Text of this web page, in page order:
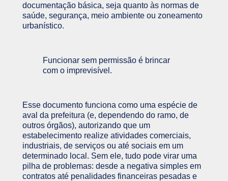
documentação básica, seja quanto às normas de
saúde, segurança, meio ambiente ou zoneamento
urbanístico.
Funcionar sem permissão é brincar
com o imprevisível.
Esse documento funciona como uma espécie de
aval da prefeitura (e, dependendo do ramo, de
outros órgãos), autorizando que um
estabelecimento realize atividades comerciais,
industriais, de serviços ou até sociais em um
determinado local. Sem ele, tudo pode virar uma
pilha de problemas: desde a negativa simples em
contratos até penalidades financeiras pesadas e